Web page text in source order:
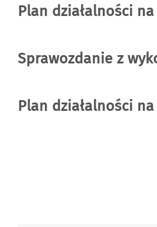
Plan działalności
Sprawozdanie z
Plan działalności